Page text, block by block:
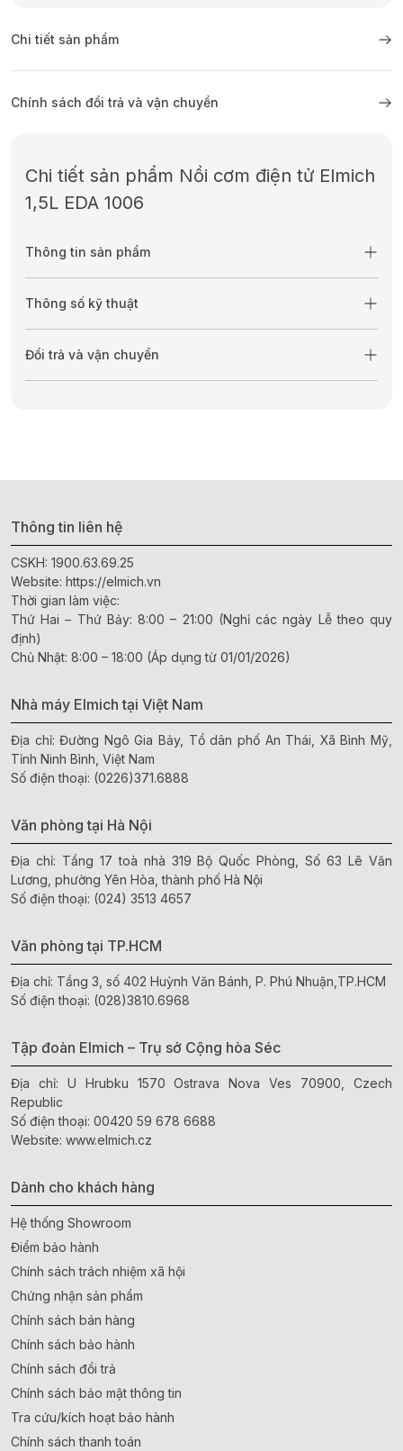
Chi tiết sản phẩm
Chính sách đổi trả và vận chuyển
Chi tiết sản phẩm Nồi cơm điện tử Elmich
1,5L EDA 1006
Thông tin sản phẩm
Thông số kỹ thuật
Đổi trả và vận chuyển
Thông tin liên hệ
CSKH: 1900.63.69.25
Website: https://elmich.vn
Thời gian làm việc:
Thứ Hai – Thứ Bảy: 8:00 – 21:00 (Nghỉ các ngày Lễ theo quy
định)
Chủ Nhật: 8:00 – 18:00 (Áp dụng từ 01/01/2026)
Nhà máy Elmich tại Việt Nam
Địa chỉ: Đường Ngô Gia Bảy, Tổ dân phố An Thái, Xã Bình Mỹ,
Tỉnh Ninh Bình, Việt Nam
Số điện thoại: (0226)371.6888
Văn phòng tại Hà Nội
Địa chỉ: Tầng 17 toà nhà 319 Bộ Quốc Phòng, Số 63 Lê Văn
Lương, phường Yên Hòa, thành phố Hà Nội
Số điện thoại: (024) 3513 4657
Văn phòng tại TP.HCM
Địa chỉ: Tầng 3, số 402 Huỳnh Văn Bánh, P. Phú Nhuận,TP.HCM
Số điện thoại: (028)3810.6968
Tập đoàn Elmich – Trụ sở Cộng hòa Séc
Địa chỉ: U Hrubku 1570 Ostrava Nova Ves 70900, Czech
Republic
Số điện thoại: 00420 59 678 6688
Website: www.elmich.cz
Dành cho khách hàng
Hệ thống Showroom
Điểm bảo hành
Chính sách trách nhiệm xã hội
Chứng nhận sản phẩm
Chính sách bán hàng
Chính sách bảo hành
Chính sách đổi trả
Chính sách bảo mật thông tin
Tra cứu/kích hoạt bảo hành
Chính sách thanh toán